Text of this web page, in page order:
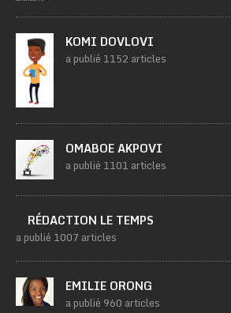
KOMI DOVLOVI
a publié 1152 articles
OMABOE AKPOVI
a publié 1101 articles
RÉDACTION LE TEMPS
a publié 1007 articles
EMILIE ORONG
a publié 960 articles